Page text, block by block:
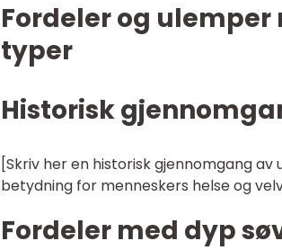
Fordeler og
typer
Historisk
[Skriv her en historisk gjennomgang
betydning for menneskers helse og
Fordeler med dyp